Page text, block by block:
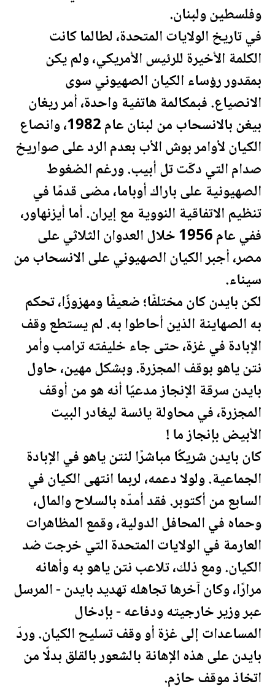
وفلسطينولبنان.
في تاريخالولايات المتحدة، لطالما كانت
الكلمة الأخيرة للرئيس الأمريكي، ولم يكن
بمقدور رؤساء الكيان الصهيوني سوى
الانصياع. فبمكالمة هاتفية واحدة، أمر ريغان
بيغن بالانسحاب
من لبنان عام 1982، وانصاع
الكيان لأوامر بوش الأب بعدم الرد على صواريخ
صدام التي دكّت تل أبيب. ورغم الضغوط
الصهيونية على باراك أوباما، مضى قدمًا في
تنظيم الاتفاقية النووية مع إيران. أما أيزنهاور،
ففي عام 1956 خلال العدوان الثلاثي على
مصر، أجبر الكيان الصهيوني على الانسحابمن
سيناء.
لكن بايدن كان مختلفًا؛ ضعيفًا ومهزوزًا، تحكم
به الصهاينة الذين أحاطوا به. لم يستطع وقف
الإبادة في غزة، حتى جاء خليفتهترامبوأمر
نتن ياهو بوقف المجزرة. وبشكل مهين، حاول
بايدن سرقة الإنجاز مدعيًا أنه هو من أوقف
المجزرة، في محاولة يائسة ليغادر البيت
الأبيض بإنجاز ما !
كان بايدن شريكًا مباشرًا لنتن ياهو في الإبادة
الجماعية. ولولا دعمه، لربما انتهى الكيان في
السابع من أكتوبر. فقد أمدّه بالسلاح والمال،
وحماه في المحافل الدولية، وقمع المظاهرات
العارمة فيالولايات المتحدةالتي خرجت ضد
الكيان. ومع ذلك، تلاعب نتن ياهو به وأهانه
مرارًا، وكان آخرها تجاهله تهديد بايدن - المرسل
عبر وزير خارجيته ودفاعه - بإدخال
المساعدات إلى غزة أو وقف تسليح الكيان. وردّ
بايدن على هذه الإهانة بالشعور بالقلق بدلًا من
اتخاذ موقف حازم.